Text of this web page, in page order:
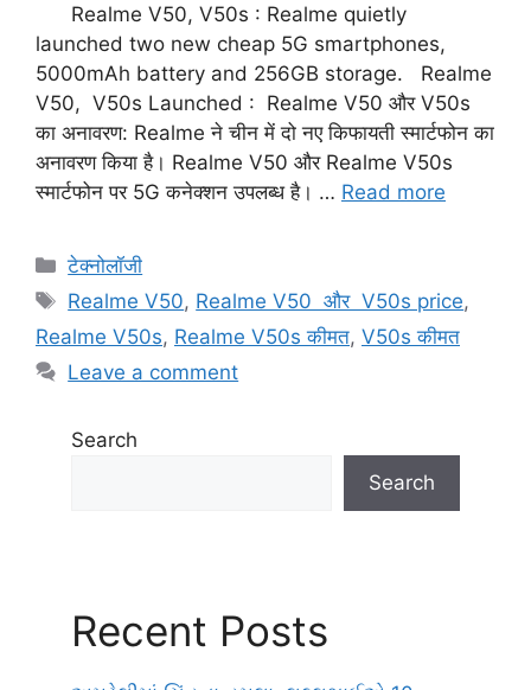
Realme V50, V50s : Realme quietly
launched two new cheap 5G smartphones,
5000mAh battery and 256GB storage. Realme
V50, V50s Launched : Realme V50 और V50s
का अनावरण: Realme ने चीन में दो नए किफायती स्मार्टफोन का
अनावरण किया है। Realme V50 और Realme V50s
स्मार्टफोन पर 5G कनेक्शन उपलब्ध है। … Read more
Categories
टेक्नोलॉजी
Tags
Realme V50, Realme V50 और V50s price,
Realme V50s, Realme V50s कीमत, V50s कीमत
Leave a comment
Search
Search
Recent Posts